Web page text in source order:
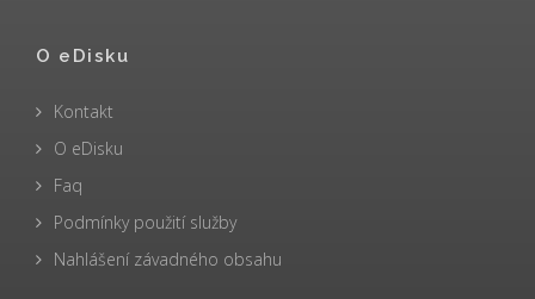
O eDisku
Kontakt
O eDisku
Faq
Podmínky použití služby
Nahlášení závadného obsahu